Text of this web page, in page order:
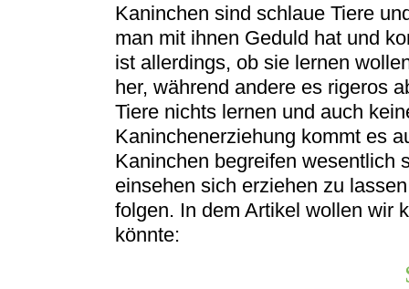
Kaninchen sind schlaue Tiere
man mit ihnen Geduld hat und
ist allerdings, ob sie lernen
her, während andere es rigeros
Tiere nichts lernen und auch
Kaninchenerziehung kommt es
Kaninchen begreifen wesentlich
einsehen sich erziehen zu
folgen. In dem Artikel wollen wir
könnte: